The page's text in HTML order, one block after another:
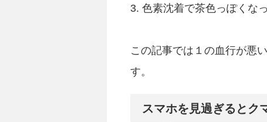
色素沈着で茶色っぽくな
この記事では１の血行が悪
す。
スマホを見過ぎるとク